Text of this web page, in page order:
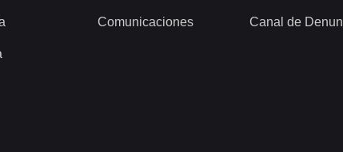
Comunicaciones Canal de